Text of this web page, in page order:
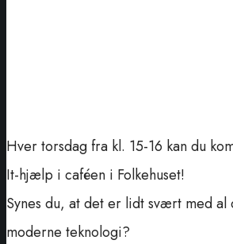
Hver torsdag fra kl. 15-16 kan du
It-hjælp i caféen i Folkehuset!
Synes du, at det er lidt svært med al
moderne teknologi?